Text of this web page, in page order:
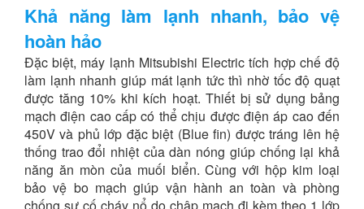
Khả năng làm lạnh nhanh, bảo vệ
hoàn hảo
Đặc biệt, máy lạnh Mitsubishi Electric tích hợp chế độ
làm lạnh nhanh giúp mát lạnh tức thì nhờ tốc độ quạt
được tăng 10% khi kích hoạt. Thiết bị sử dụng bảng
mạch điện cao cấp có thể chịu được điện áp cao đến
450V và phủ lớp đặc biệt (Blue fin) được tráng lên hệ
thống trao đổi nhiệt của dàn nóng giúp chống lại khả
năng ăn mòn của muối biển. Cùng với hộp kim loại
bảo vệ bo mạch giúp vận hành an toàn và phòng